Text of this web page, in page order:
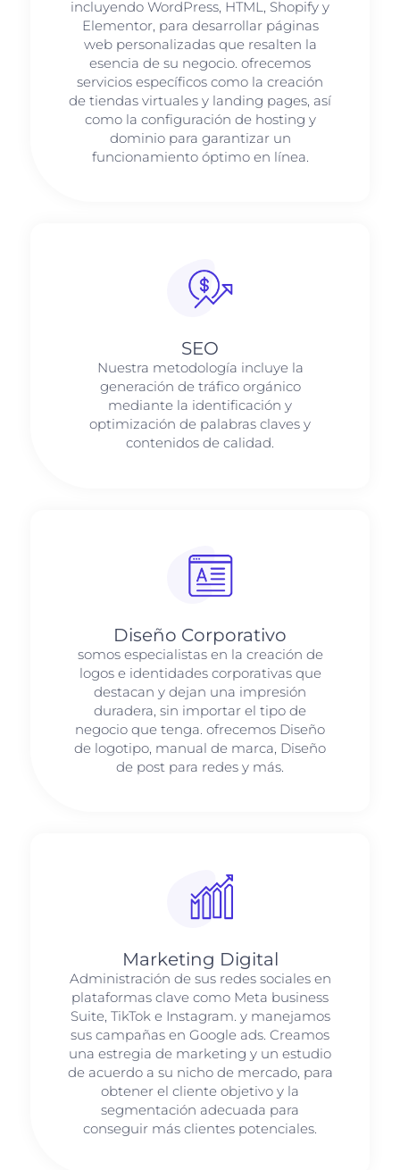
incluyendo WordPress, HTML, Shopify y
Elementor, para desarrollar páginas
web personalizadas que resalten la
esencia de su negocio. ofrecemos
servicios específicos como la creación
de tiendas virtuales y landing pages, así
como la configuración de hosting y
dominio para garantizar un
funcionamiento óptimo en línea.
SEO
Nuestra metodología incluye la
generación de tráfico orgánico
mediante la identificación y
optimización de palabras claves y
contenidos de calidad.
Diseño Corporativo
somos especialistas en la creación de
logos e identidades corporativas que
destacan y dejan una impresión
duradera, sin importar el tipo de
negocio que tenga. ofrecemos Diseño
de logotipo, manual de marca, Diseño
de post para redes y más.
Marketing Digital
Administración de sus redes sociales en
plataformas clave como Meta business
Suite, TikTok e Instagram. y manejamos
sus campañas en Google ads. Creamos
una estregia de marketing y un estudio
de acuerdo a su nicho de mercado, para
obtener el cliente objetivo y la
segmentación adecuada para
conseguir más clientes potenciales.